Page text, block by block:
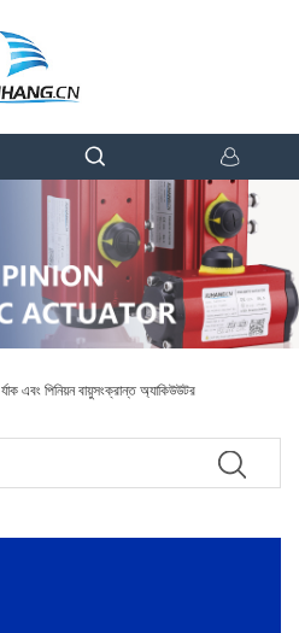
র্যাক এবং পিনিয়ন বায়ুসংক্রান্ত অ্যাকিউউটর